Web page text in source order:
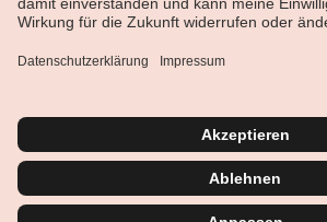
Deutsch